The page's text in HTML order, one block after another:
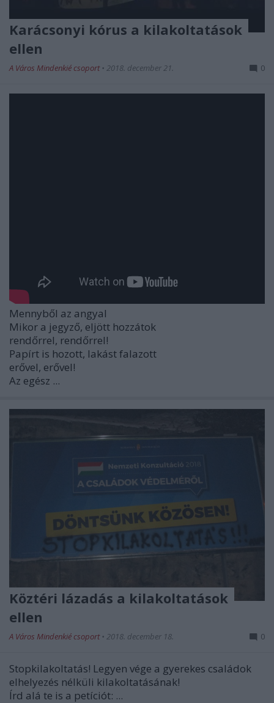
Karácsonyi kórus a kilakoltatások
ellen
A Város Mindenkié csoport • 2018. december 21. 0
Mennyből az angyal
Mikor a jegyző, eljött hozzátok
rendőrrel, rendőrrel!
Papírt is hozott, lakást falazott
erővel, erővel!
Az egész ...
Köztéri lázadás a kilakoltatások
ellen
A Város Mindenkié csoport • 2018. december 18. 0
Stopkilakoltatás! Legyen vége a gyerekes családok
elhelyezés nélküli kilakoltatásának!
Írd alá te is a petíciót: ...